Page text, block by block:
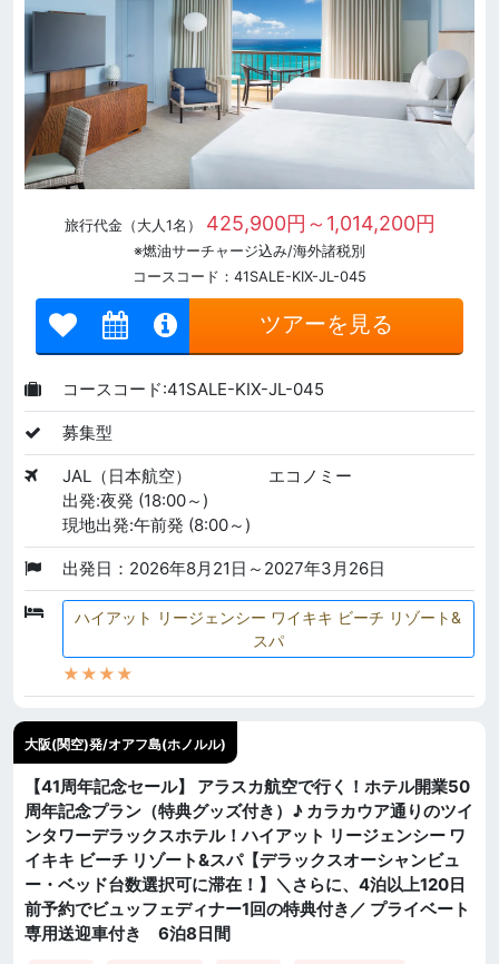
旅行代金（大人1名） 425,900円～1,014,200円
※燃油サーチャージ込み/海外諸税別
コースコード：41SALE-KIX-JL-045
ツアーを見る
コースコード:41SALE-KIX-JL-045
募集型
JAL（日本航空）
エコノミー
出発:夜発 (18:00～)
現地出発:午前発 (8:00～)
出発日：2026年8月21日～2027年3月26日
ハイアット リージェンシー ワイキキ ビーチ リゾート&
スパ
★★★★
大阪(関空)発/オアフ島(ホノルル)
【41周年記念セール】 アラスカ航空で行く！ホテル開業50
周年記念プラン（特典グッズ付き）♪ カラカウア通りのツイ
ンタワーデラックスホテル！ハイアット リージェンシー ワ
イキキ ビーチ リゾート&スパ【デラックスオーシャンビュ
ー・ベッド台数選択可に滞在！】＼さらに、4泊以上120日
前予約でビュッフェディナー1回の特典付き／ プライベート
専用送迎車付き 6泊8日間